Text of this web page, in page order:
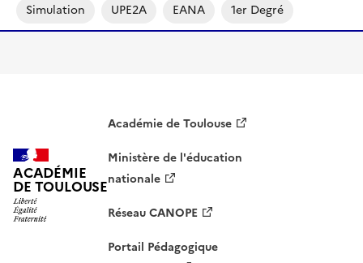
Simulation
UPE2A EANA 1er Degré
ACADÉMIE
DE TOULOUSE
Académie de Toulouse
Ministère de l'éducation
nationale
Réseau CANOPE
Portail Pédagogique